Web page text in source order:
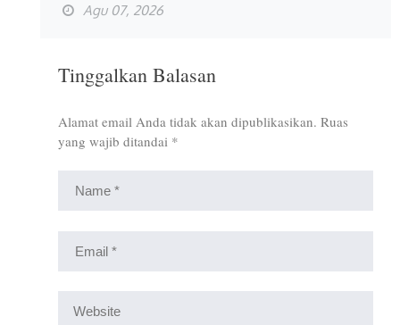
Agu 07, 2026
Tinggalkan Balasan
Alamat email Anda tidak akan dipublikasikan. Ruas
yang wajib ditandai *